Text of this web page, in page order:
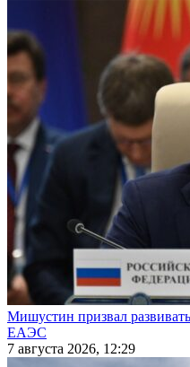
Мишустин призвал
ЕАЭС
7 августа 2026, 12:29